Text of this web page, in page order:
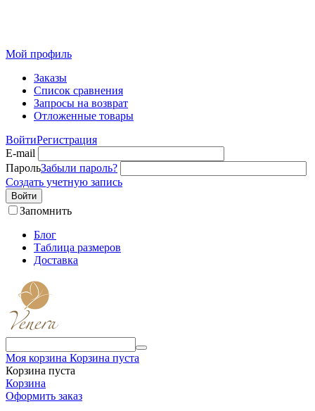
Мой профиль
Заказы
Список сравнения
Запросы на возврат
Отложенные товары
ВойтиРегистрация
E-mail
ПарольЗабыли пароль?
Создать учетную запись
Войти
Запомнить
Блог
Таблица размеров
Доставка
Моя корзина Корзина пуста
Корзина пуста
Корзина
Оформить заказ